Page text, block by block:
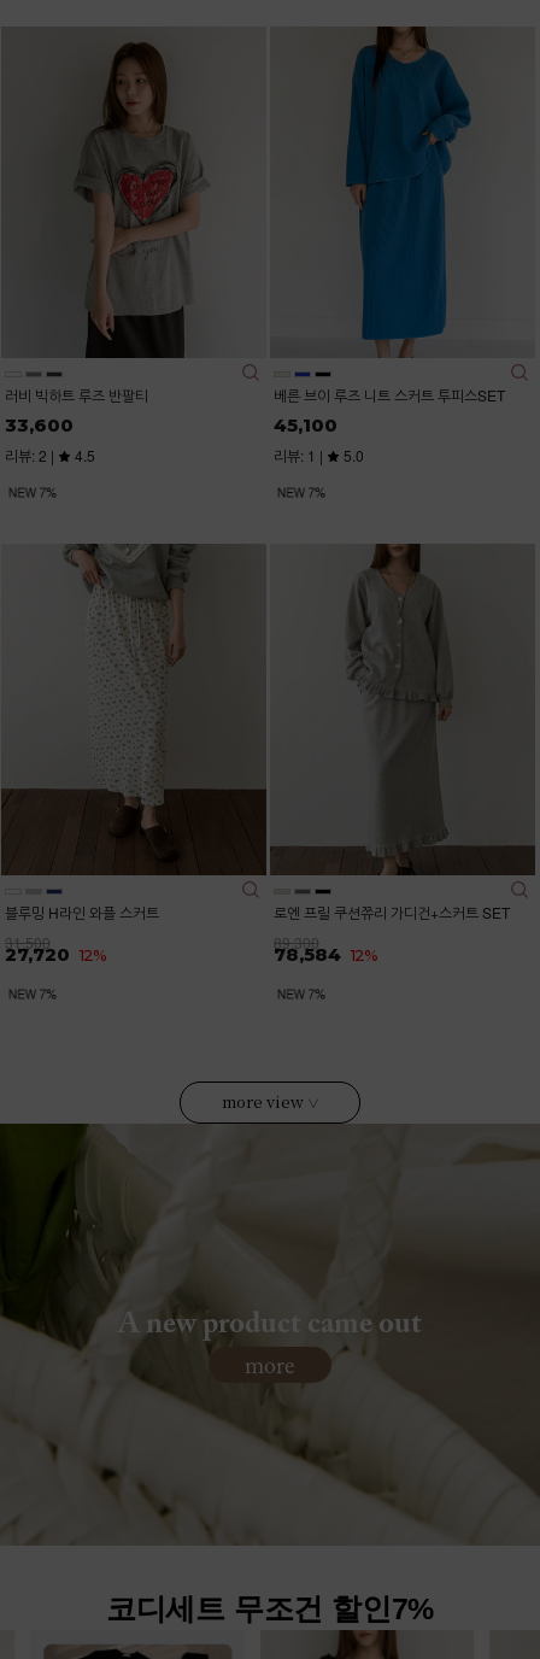
러비 빅하트 루즈 반팔티
33,600
리뷰: 2 | 4.5
베른 브이 루즈 니트 스커트 투피스SET
45,100
리뷰: 1 | 5.0
블루밍 H라인 와플 스커트
31,500
27,720 12%
로엔 프릴 쿠션쮸리 가디건+스커트 SET
89,300
78,584 12%
more view ∨
A new product came out
more
코디세트 무조건 할인7%